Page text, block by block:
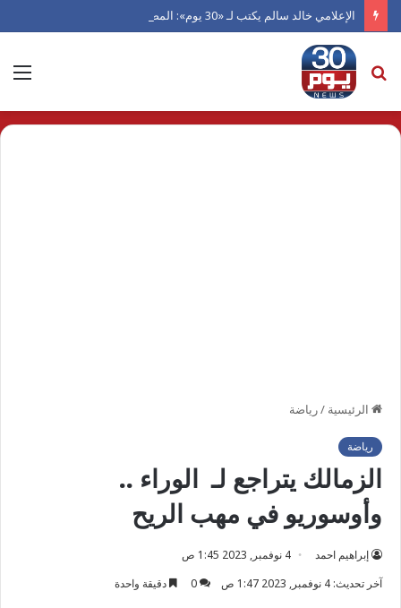
بحث
عن
الرئيسية /رياضة
رياضة
الزمالك يتراجع لـ الوراء ..
وأوسوريو في مهب الريح
إبراهيم احمد
4 نوفمبر, 2023 1:45 ص
آخر تحديث: 4 نوفمبر, 2023 1:47 ص
0 دقيقة واحدة